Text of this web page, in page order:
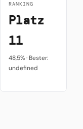
RANKING
Platz
11
48,5% · Bester:
undefined